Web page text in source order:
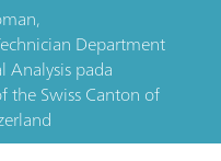
Department
Analysispada
the Swiss Canton of